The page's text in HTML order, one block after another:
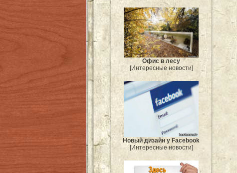
Офис в лесу
[Интересные новости]
Новый дизайн у Facebook
[Интересные новости]